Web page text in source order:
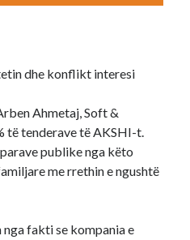
dhe konflikt interesi
Ahmetaj, Soft &
të tenderave të AKSHI-t.
publike nga këto
me rrethin e ngushtë
fakti se kompania e